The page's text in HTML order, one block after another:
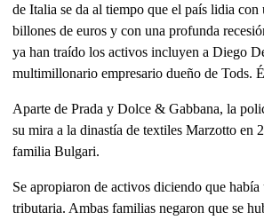
de Italia se da al tiempo que el país lidia con
billones de euros y con una profunda
ya han traído los activos incluyen a Diego
multimillonario empresario dueño de Tods.
Aparte de Prada y Dolce & Gabbana, la
su mira a la dinastía de textiles Marzotto en
familia Bulgari.
Se apropiaron de activos diciendo que había
tributaria. Ambas familias negaron que se